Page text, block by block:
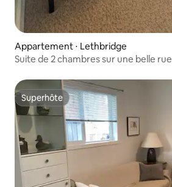
Appartement ⋅ Lethbridge
Suite de 2 chambres sur une belle rue
Superhôte
Superhôte